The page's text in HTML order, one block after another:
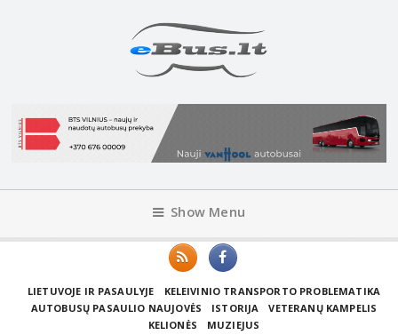
Show Menu
LIETUVOJE IR PASAULYJE
KELEIVINIO TRANSPORTO PROBLEMATIKA
AUTOBUSŲ PASAULIO NAUJOVĖS
ISTORIJA
VETERANŲ KAMPELIS
KELIONĖS
MUZIEJUS